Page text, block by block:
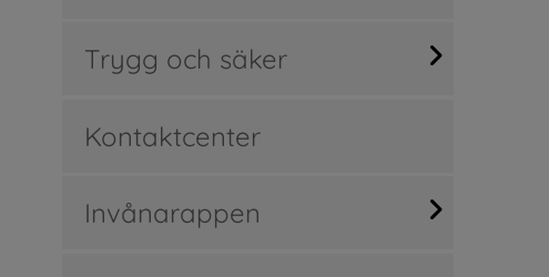
Trygg och säker
Kontaktcenter
Invånarappen